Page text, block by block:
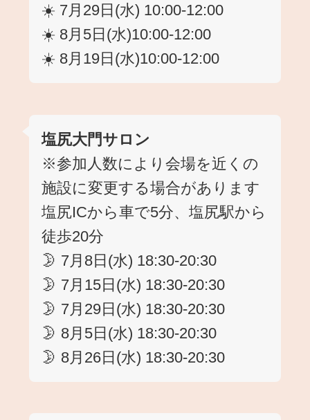
☀️ 7月29日(水) 10:00-12:00
☀️ 8月5日(水)10:00-12:00
☀️ 8月19日(水)10:00-12:00
塩尻大門サロン
※参加人数により会場を近くの
施設に変更する場合があります
塩尻ICから車で5分、塩尻駅から
徒歩20分
🌛 7月8日(水) 18:30-20:30
🌛 7月15日(水) 18:30-20:30
🌛 7月29日(水) 18:30-20:30
🌛 8月5日(水) 18:30-20:30
🌛 8月26日(水) 18:30-20:30